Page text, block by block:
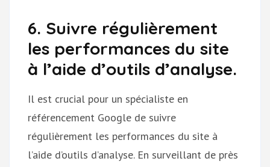
6. Suivre régulièrement
les performances du site
à l’aide d’outils d’analyse.
Il est crucial pour un spécialiste en
référencement Google de suivre
régulièrement les performances du site à
l’aide d’outils d’analyse. En surveillant de près